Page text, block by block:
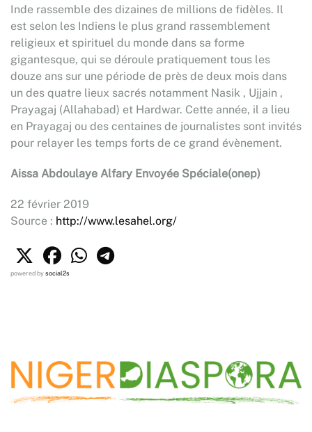
Inde rassemble des dizaines de millions de fidèles. Il
est selon les Indiens le plus grand rassemblement
religieux et spirituel du monde dans sa forme
gigantesque, qui se déroule pratiquement tous les
douze ans sur une période de près de deux mois dans
un des quatre lieux sacrés notamment Nasik , Ujjain ,
Prayagaj (Allahabad) et Hardwar. Cette année, il a lieu
en Prayagaj ou des centaines de journalistes sont invités
pour relayer les temps forts de ce grand évènement.
Aissa Abdoulaye Alfary Envoyée Spéciale(onep)
22 février 2019
Source : http://www.lesahel.org/
powered bysocial2s